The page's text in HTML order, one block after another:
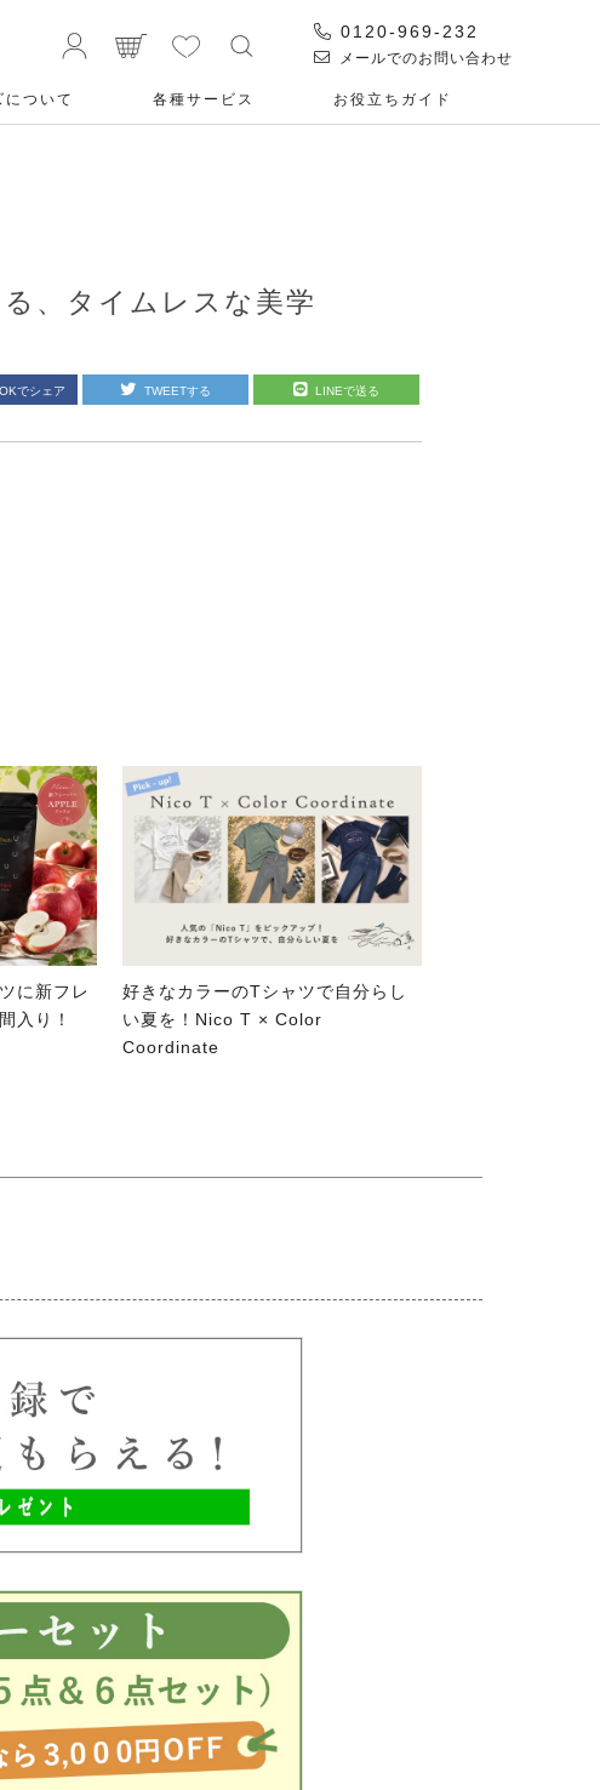
0120-969-232
メールでのお問い合わせ
について 各種サービス お役⽴ちガイド
、タイムレスな美学
でシェア TWEETする LINEで送る
に新フレ
入り！
好きなカラーのTシャツで自分らし
い夏を！Nico T × Color
Coordinate